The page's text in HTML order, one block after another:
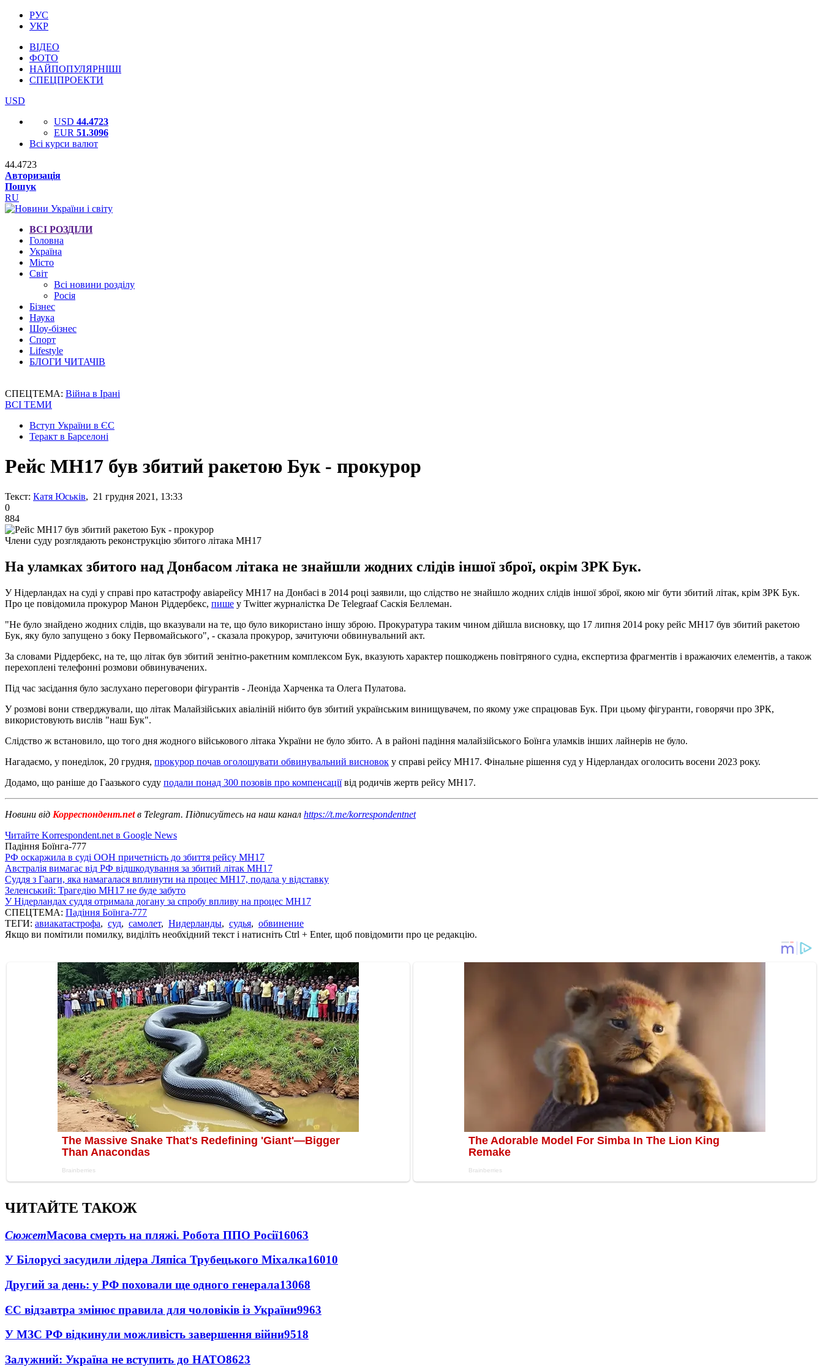
РУС
УКР
ВІДЕО
ФОТО
НАЙПОПУЛЯРНІШІ
СПЕЦПРОЕКТИ
USD
USD 44.4723
EUR 51.3096
Всі курси валют
44.4723
Авторизація
Пошук
RU
ВСІ РОЗДІЛИ
Головна
Україна
Місто
Світ
Всі новини розділу
Росія
Бізнес
Наука
Шоу-бізнес
Спорт
Lifestyle
БЛОГИ ЧИТАЧІВ
СПЕЦТЕМА: Війна в Ірані
ВСІ ТЕМИ
Вступ України в ЄС
Теракт в Барселоні
Рейс MH17 був збитий ракетою Бук - прокурор
Текст: Катя Юськів, 21 грудня 2021, 13:33
0
884
Члени суду розглядають реконструкцію збитого літака MH17
На уламках збитого над Донбасом літака не знайшли жодних слідів іншої зброї, окрім ЗРК Бук.
У Нідерландах на суді у справі про катастрофу авіарейсу MH17 на Донбасі в 2014 році заявили, що слідство не знайшло жодних слідів іншої зброї, якою міг бути збитий літак, крім ЗРК Бук.
Про це повідомила прокурор Манон Ріддербекс, пише у Twitter журналістка De Telegraaf Саскія Беллеман.
"Не було знайдено жодних слідів, що вказували на те, що було використано іншу зброю. Прокуратура таким чином дійшла висновку, що 17 липня 2014 року рейс MH17 був збитий ракетою
Бук, яку було запущено з боку Первомайського", - сказала прокурор, зачитуючи обвинувальний акт.
За словами Ріддербекс, на те, що літак був збитий зенітно-ракетним комплексом Бук, вказують характер пошкоджень повітряного судна, експертиза фрагментів і вражаючих елементів, а також
перехоплені телефонні розмови обвинувачених.
Під час засідання було заслухано переговори фігурантів - Леоніда Харченка та Олега Пулатова.
У розмові вони стверджували, що літак Малайзійських авіаліній нібито був збитий українським винищувачем, по якому уже спрацював Бук. При цьому фігуранти, говорячи про ЗРК,
використовують вислів "наш Бук".
Слідство ж встановило, що того дня жодного військового літака України не було збито. А в районі падіння малайзійського Боїнга уламків інших лайнерів не було.
Нагадаємо, у понеділок, 20 грудня, прокурор почав оголошувати обвинувальний висновок у справі рейсу МН17. Фінальне рішення суд у Нідерландах оголосить восени 2023 року.
Додамо, що раніше до Гаазького суду подали понад 300 позовів про компенсаціївід родичів жертв рейсу MH17.
Новини від Корреспондент.netв Telegram. Підписуйтесь на наш канал https://t.me/korrespondentnet
Читайте Korrespondent.net в Google News
Падіння Боїнга-777
РФ оскаржила в суді ООН причетність до збиття рейсу MH17
Австралія вимагає від РФ відшкодування за збитий літак MH17
Суддя з Гааги, яка намагалася вплинути на процес МН17, подала у відставку
Зеленський: Трагедію MH17 не буде забуто
У Нідерландах суддя отримала догану за спробу впливу на процес MH17
СПЕЦТЕМА: Падіння Боїнга-777
ТЕГИ: авиакатастрофа, суд, самолет, Нидерланды, судья, обвинение
Якщо ви помітили помилку, виділіть необхідний текст і натисніть Ctrl + Enter, щоб повідомити про це редакцію.
ЧИТАЙТЕ ТАКОЖ
СюжетМасова смерть на пляжі. Робота ППО Росії16063
У Білорусі засудили лідера Ляпіса Трубецького Міхалка16010
Другий за день: у РФ поховали ще одного генерала13068
ЄС відзавтра змінює правила для чоловіків із України9963
У МЗС РФ відкинули можливість завершення війни9518
Залужний: Україна не вступить до НАТО8623